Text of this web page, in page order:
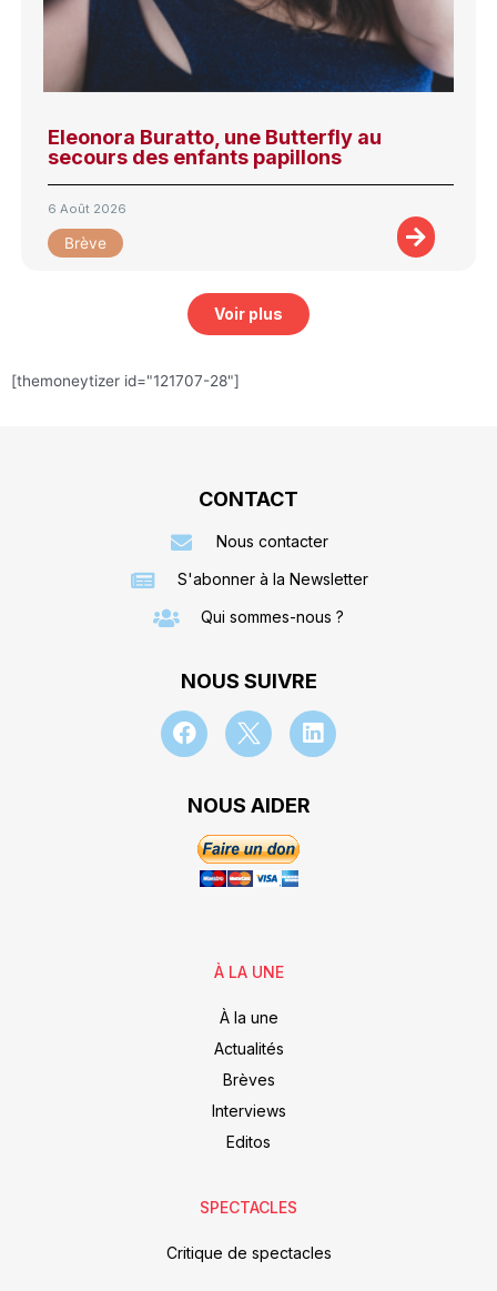
Eleonora Buratto, une Butterfly au
secours des enfants papillons
6 Août 2026
Brève
Voir plus
[themoneytizer id="121707-28"]
CONTACT
Nous contacter
S'abonner à la Newsletter
Qui sommes-nous ?
NOUS SUIVRE
NOUS AIDER
À LA UNE
À la une
Actualités
Brèves
Interviews
Editos
SPECTACLES
Critique de spectacles